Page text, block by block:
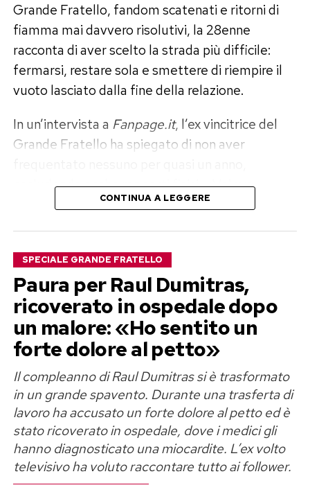
Grande Fratello, fandom scatenati e ritorni di
fiamma mai davvero risolutivi, la 28enne
racconta di aver scelto la strada più difficile:
fermarsi, restare sola e smettere di riempire il
vuoto lasciato dalla fine della relazione.
In un’intervista a Fanpage.it, l’ex vincitrice del
Grande Fratello ha spiegato di non aver
escludendo anche rapporti fisici. «Volevo
disintossicarmi del tutto ed elaborare il dolore»,
persona al centro della propria vita.
Perla Vatiero: «Con Mirko un amore
vero, ma diventato tossico»
Il rapporto tra Perla Vatiero e Mirko Brunetti
aveva conquistato il pubblico diTemptation
Islandnel 2023, trasformandosi poi in una delle
saghe sentimentali più seguite sui social. Cinque
anni di convivenza, una rottura davanti alle
telecamere, nuovi legami, il riavvicinamento
nella Casa del Grande Fratello e infine il
CONTINUA A LEGGERE
SPECIALE GRANDE FRATELLO
Paura per Raul Dumitras,
ricoverato in ospedale dopo
un malore: «Ho sentito un
forte dolore al petto»
Il compleanno di Raul Dumitras si è trasformato
in un grande spavento. Durante una trasferta di
lavoro ha accusato un forte dolore al petto ed è
stato ricoverato in ospedale, dove i medici gli
hanno diagnosticato una miocardite. L’ex volto
televisivo ha voluto raccontare tutto ai follower.